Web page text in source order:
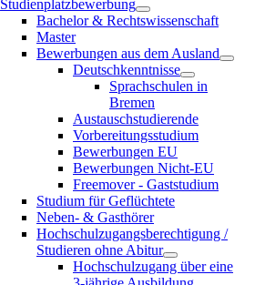
Studienplatzbewerbung
Bachelor & Rechtswissenschaft
Master
Bewerbungen aus dem Ausland
Deutschkenntnisse
Sprachschulen in
Bremen
Austauschstudierende
Vorbereitungsstudium
Bewerbungen EU
Bewerbungen Nicht-EU
Freemover - Gaststudium
Studium für Geflüchtete
Neben- & Gasthörer
Hochschulzugangsberechtigung /
Studieren ohne Abitur
Hochschulzugang über eine